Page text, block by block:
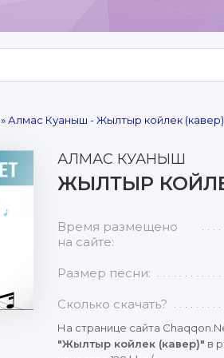
» Алмас Куаныш - Жылтыр койлек (кавер)
АЛМАС КУАНЫШ
ЖЫЛТЫР
Время размещено
на сайте:
Размер песни:
Сколько скачать?
На странице сайта
"Жылтыр койлек (кавер)" в